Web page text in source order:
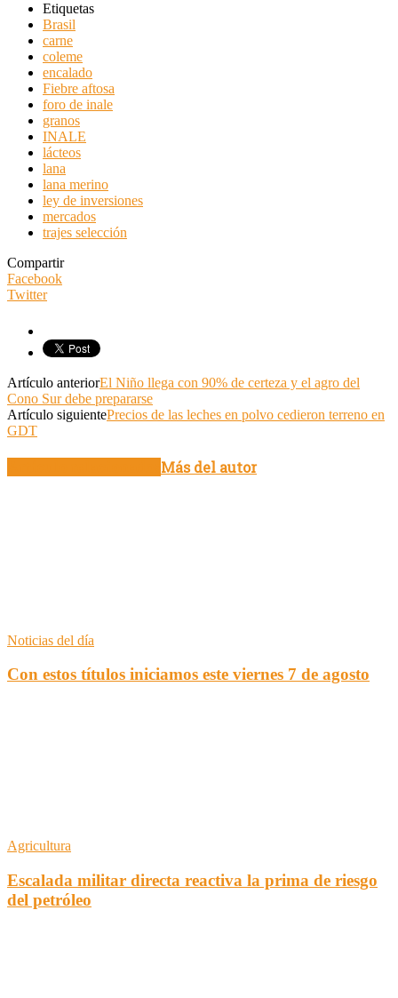
Etiquetas
Brasil
carne
coleme
encalado
Fiebre aftosa
foro de inale
granos
INALE
lácteos
lana
lana merino
ley de inversiones
mercados
trajes selección
Compartir
Facebook
Twitter
Artículo anteriorEl Niño llega con 90% de certeza y el agro del
Cono Sur debe prepararse
Artículo siguientePrecios de las leches en polvo cedieron terreno en
GDT
Más del autor
Noticias del día
Con estos títulos iniciamos este viernes 7 de agosto
Agricultura
Escalada militar directa reactiva la prima de riesgo
del petróleo